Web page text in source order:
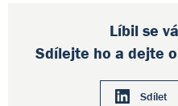
Líbil se
Sdílejte ho a dejte
Sdílet